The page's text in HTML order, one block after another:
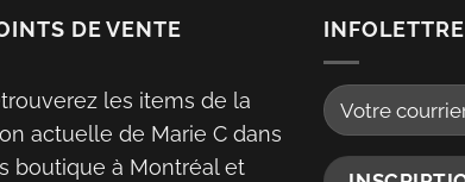
DE VENTE
les items de la
actuelle de Marie C dans
boutique à Montréal et
INFOLETTRE